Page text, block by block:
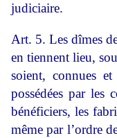
judiciaire.
Art. 5. Les dîmes
en tiennent lieu,
soient, connues et
possédées par les
bénéficiers, les
même par l’ordre